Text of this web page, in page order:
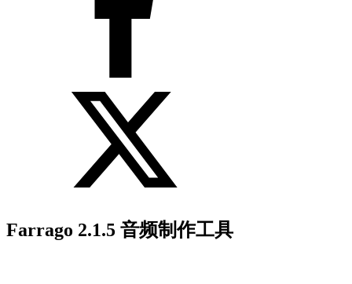
Farrago 2.1.5 音频制作工具